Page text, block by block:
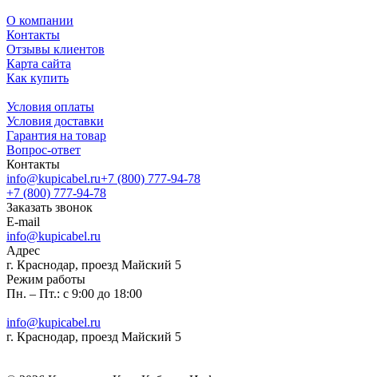
О компании
Контакты
Отзывы клиентов
Карта сайта
Как купить
Условия оплаты
Условия доставки
Гарантия на товар
Вопрос-ответ
Контакты
info@kupicabel.ru+7 (800) 777-94-78
+7 (800) 777-94-78
Заказать звонок
E-mail
info@kupicabel.ru
Адрес
г. Краснодар, проезд Майский 5
Режим работы
Пн. – Пт.: с 9:00 до 18:00
info@kupicabel.ru
г. Краснодар, проезд Майский 5